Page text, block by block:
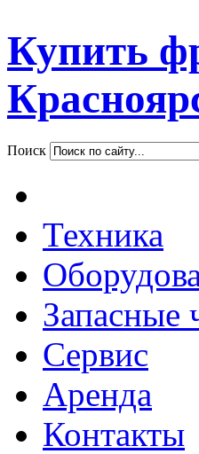
Купить
Поиск
Техника
Запасные
Сервис
Аренда
Контакты